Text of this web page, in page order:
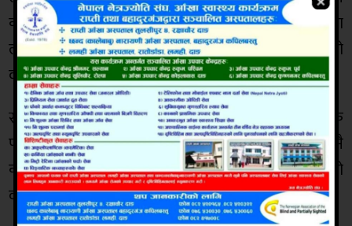
काम गर्थ्यो, उसको टेक्टर मैले केहि पटक प्रहरीको जिम्मा
लगाएको थिए त्यहि बदला लिनलाई आज म माथि आइ लाग्यो
वडाध्यक्ष आलेले भने ।
स्थानीयले सडकका खाल्डा खुल्डी पुरिदिन पर्यो भनेर पटक
पटक गुनासो गरेपछि मैले गढवा प्रहरीसंग समन्वय गरेर नै
काम गर्न लागेको थिए, तर अन्यत्रको फोटो भिडियो जोडेर मेरो
व्यक्तिगत र मेरो पदको बदनाम गर्न खोजियो आलेले भने ।